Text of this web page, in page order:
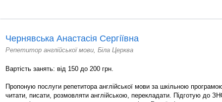
Чернявська Анастасія Сергіївна
Репетитор англійської мови, Біла Церква
Вартість занять: від 150 до 200 грн.
Пропоную послуги репетитора англійської мови за шкільною
читати, писати, розмовляти англійською, перекладати. Підготую до